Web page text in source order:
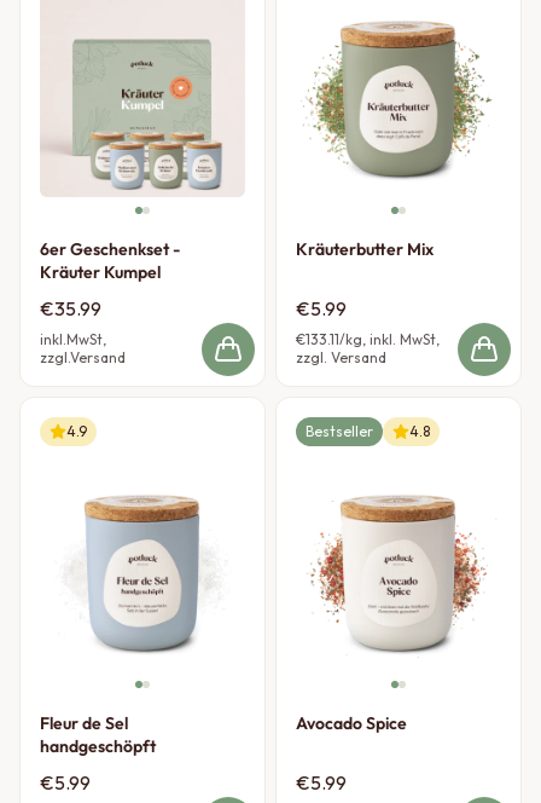
6er Geschenkset -
Kräuter Kumpel
€35.99
inkl.MwSt,
zzgl.Versand
Kräuterbutter Mix
€5.99
€133.11/kg, inkl. MwSt,
zzgl. Versand
4.9
Fleur de Sel
handgeschöpft
€5.99
Bestseller 4.8
Avocado Spice
€5.99